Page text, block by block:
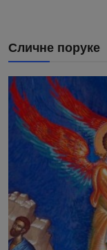
Сличне поруке